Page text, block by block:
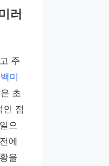
러
주
미
초
인 점
으
에
을